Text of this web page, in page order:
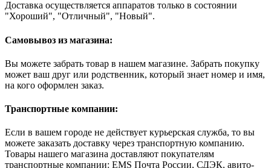
Доставка осуществляется аппаратов только в состоянии
"Хороший", "Отличный", "Новый".
Самовывоз из магазина:
Вы можете забрать товар в нашем магазине. Забрать покупку
может ваш друг или родственник, который знает номер и имя,
на кого оформлен заказ.
Транспортные компании:
Если в вашем городе не действует курьерская служба, то вы
можете заказать доставку через транспортную компанию.
Товары нашего магазина доставляют покупателям
транспортные компании: EMS Почта России, СДЭК, авито-